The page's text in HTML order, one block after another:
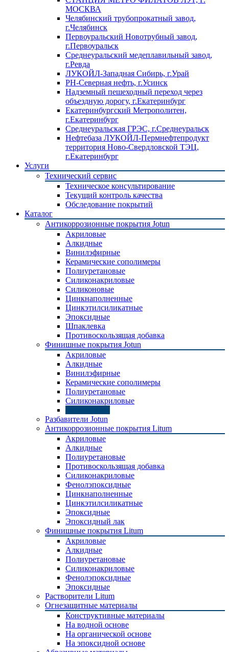
МОСКВА
Челябинский трубопрокатный завод,
г.Челябинск
Первоуральский Новотрубный завод,
г.Первоуральск
Среднеуральский медеплавильный завод,
г.Ревда
ЛУКОЙЛ-Западная Сибирь, г.Урай
РН-Северная нефть, г.Усинск
Надземный пешеходный переход через
объездную дорогу, г.Екатеринбург
Екатеринбургский Метрополитен,
г.Екатеринбург
Среднеуральская ГРЭС, г.Среднеуральск
Нефтебаза ЛУКОЙЛ-Пермнефтепродукт
территория Ново-Свердловской ТЭЦ,
г.Екатеринбург
Услуги
Технический сервис
Техническое консультирование
Текущий контроль качества
Обследование покрытий
Каталог
Антикоррозионные покрытия Jotun
Акриловые
Алкидные
Винилэфирные
Керамические сополимеры
Полиуретановые
Силиконакриловые
Силиконовые
Цинкнаполненные
Цинкэтилсиликатные
Эпоксидные
Шпаклевка
Противоскользящая добавка
Финишные покрытия Jotun
Акриловые
Алкидные
Винилэфирные
Керамические сополимеры
Полиуретановые
Силиконакриловые
Разбавители Jotun
Антикоррозионные покрытия Litum
Акриловые
Алкидные
Полиуретановые
Противоскользящая добавка
Силиконакриловые
Фенолэпоксидные
Цинкнаполненные
Цинкэтилсиликатные
Эпоксидные
Эпоксидный лак
Финишные покрытия Litum
Акриловые
Алкидные
Полиуретановые
Силиконакриловые
Фенолэпоксидные
Эпоксидные
Растворители Litum
Огнезащитные материалы
Конструктивные материалы
На водной основе
На органической основе
На эпоксидной основе